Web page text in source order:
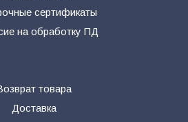
сертификаты
на обработку ПД
товара
Доставка